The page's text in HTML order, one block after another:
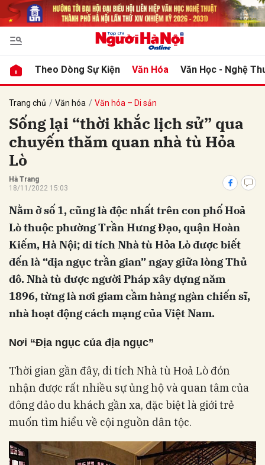
Theo Dòng Sự Kiện Văn Hóa Văn Học - Nghệ
Trang chủ Văn hóa Văn hóa – Di sản
Sống lại “thời khắc lịch sử” qua
chuyến thăm quan nhà tù Hỏa
Lò
Hà Trang
18/11/2022 15:03
Nằm ở số 1, cũng là độc nhất trên con phố Hoả
Lò thuộc phường Trần Hưng Đạo, quận Hoàn
Kiếm, Hà Nội; di tích Nhà tù Hỏa Lò được biết
đến là “địa ngục trần gian” ngay giữa lòng Thủ
đô. Nhà tù được người Pháp xây dựng năm
1896, từng là nơi giam cầm hàng ngàn chiến sĩ,
nhà hoạt động cách mạng của Việt Nam.
Nơi “Địa ngục của địa ngục”
Thời gian gần đây, di tích Nhà tù Hoả Lò đón
nhận được rất nhiều sự ủng hộ và quan tâm của
đông đảo du khách gần xa, đặc biệt là giới trẻ
muốn tìm hiểu về cội nguồn dân tộc.
luận